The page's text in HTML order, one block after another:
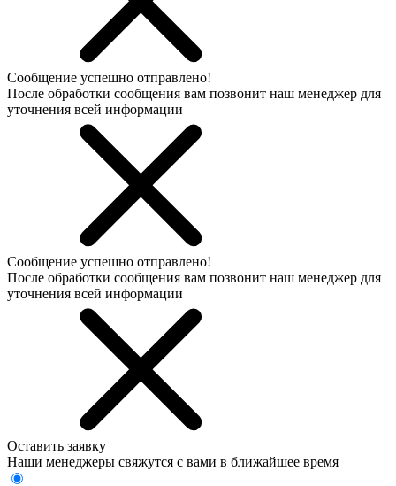
Сообщение успешно отправлено!
После обработки сообщения вам позвонит наш менеджер для
уточнения всей информации
Сообщение успешно отправлено!
После обработки сообщения вам позвонит наш менеджер для
уточнения всей информации
Оставить заявку
Наши менеджеры свяжутся с вами в ближайшее время